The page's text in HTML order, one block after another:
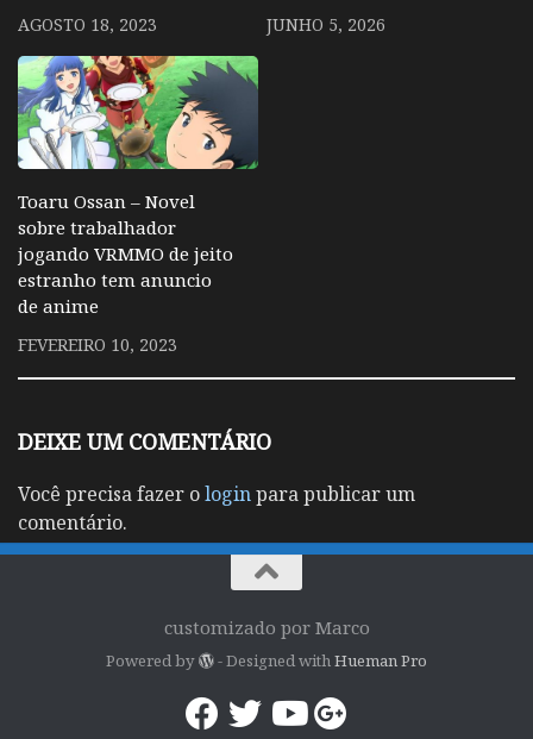
AGOSTO 18, 2023 JUNHO 5, 2026
Toaru Ossan – Novel
sobre trabalhador
jogando VRMMO de jeito
estranho tem anuncio
de anime
FEVEREIRO 10, 2023
DEIXE UM COMENTÁRIO
Você precisa fazer ologinpara publicar um
comentário.
customizado por Marco
Powered by - Designed withHueman Pro